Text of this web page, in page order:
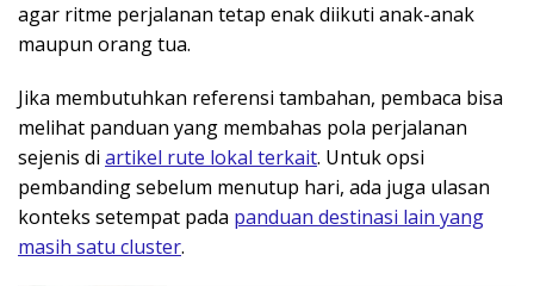
agar ritme perjalanan tetap enak diikuti anak-anak
maupun orang tua.
Jika membutuhkan referensi tambahan, pembaca bisa
melihat panduan yang membahas pola perjalanan
sejenis di artikel rute lokal terkait. Untuk opsi
pembanding sebelum menutup hari, ada juga ulasan
konteks setempat pada panduan destinasi lain yang
masih satu cluster.